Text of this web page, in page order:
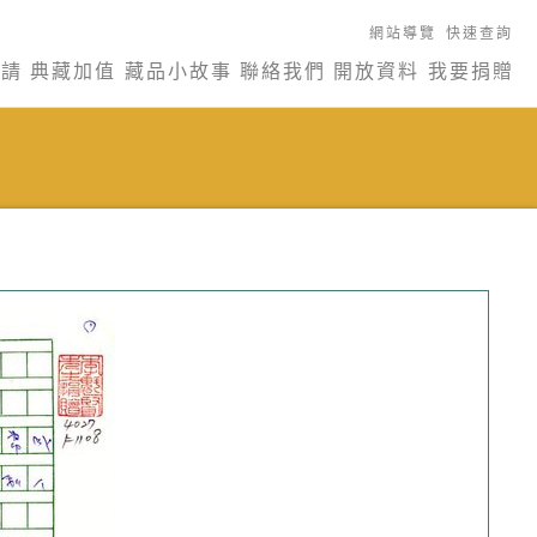
網站導覽 快速查詢
典藏加值 藏品小故事 聯絡我們 開放資料 我要捐贈